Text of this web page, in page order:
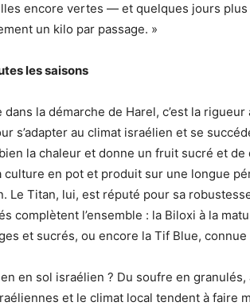
encore vertes — et quelques jours
un kilo par passage. »
les saisons
la démarche de Harel, c’est la
s’adapter au climat israélien et se
la chaleur et donne un fruit sucré et
en pot et produit sur une longue
Le Titan, lui, est réputé pour sa
complètent l’ensemble : la Biloxi à la
et sucrés, ou encore la Tif Blue,
en sol israélien ? Du soufre en
et le climat local tendent à faire